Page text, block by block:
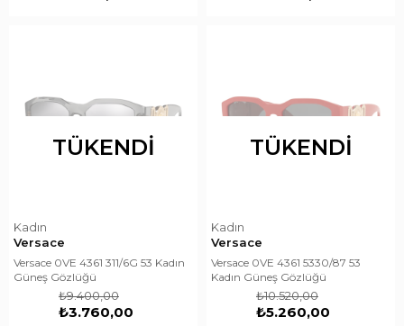
TÜKENDI
Kadın
Versace
Versace 0VE 4361 311/6G 53 Kadın
Güneş Gözlüğü
₺3.760,00
₺9.400,00
TÜKENDI
Kadın
Versace
Versace 0VE 4361 5330/87 53
Kadın Güneş Gözlüğü
₺5.260,00
₺10.520,00